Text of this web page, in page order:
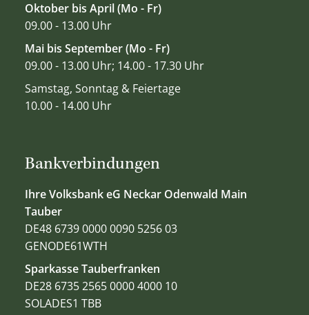
Bankverbindungen
Ihre Volksbank eG Neckar Odenwald Main
Tauber
DE48 6739 0000 0090 5256 03
GENODE61WTH
Sparkasse Tauberfranken
DE28 6735 2565 0000 4000 10
SOLADES1 TBB
Oktober bis April (Mo - Fr)
09.00 - 13.00 Uhr
Mai bis September (Mo - Fr)
09.00 - 13.00 Uhr; 14.00 - 17.30 Uhr
Samstag, Sonntag & Feiertage
10.00 - 14.00 Uhr